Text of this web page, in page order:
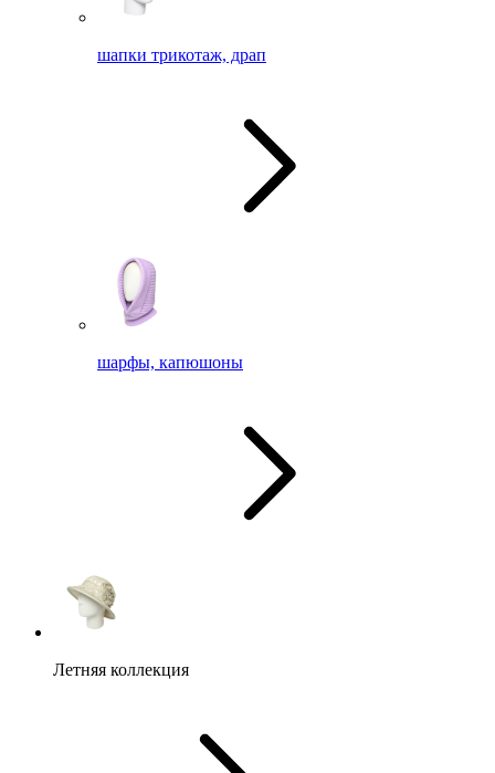
шапки трикотаж, драп
шарфы, капюшоны
Летняя коллекция